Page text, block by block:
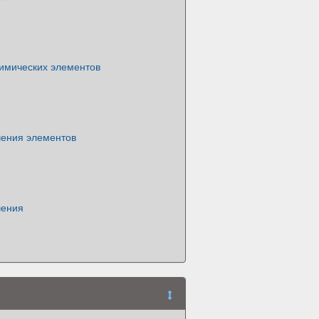
элементов
элементов